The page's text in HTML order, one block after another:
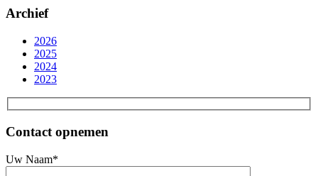
Archief
2026
2025
2024
2023
Contact opnemen
Uw Naam*